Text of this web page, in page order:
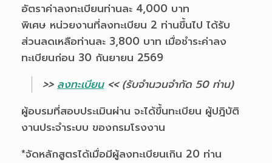
อัตราค่าลงทะเบียนท่านละ 4,000 บาท
พิเศษ หน่วยงานที่ลงทะเบียน 2 ท่านขึ้นไป ได้รับ
ส่วนลดเหลือท่านละ 3,800 บาท เมื่อชำระค่าลง
ทะเบียนก่อน 30 กันยายน 2569
>>ลงทะเบียน<< (รับจำนวนจำกัด 50 ท่าน)
ผู้อบรมที่สอบประเมินผ่าน จะได้ขึ้นทะเบียน ผู้ปฎิบัติ
งานประจำระบบ ของกรมโรงงาน
*จัดหลักสูตรได้เมื่อมีผู้ลงทะเบียนเกิน 20 ท่าน